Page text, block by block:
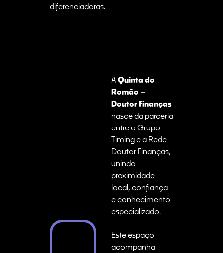
diferenciadoras.
A Quinta do
Romão –
Doutor Finanças
nasce da parceria
entre o Grupo
Timing e a Rede
Doutor Finanças,
unindo
proximidade
local, confiança
e conhecimento
especializado.
Este espaço
acompanha